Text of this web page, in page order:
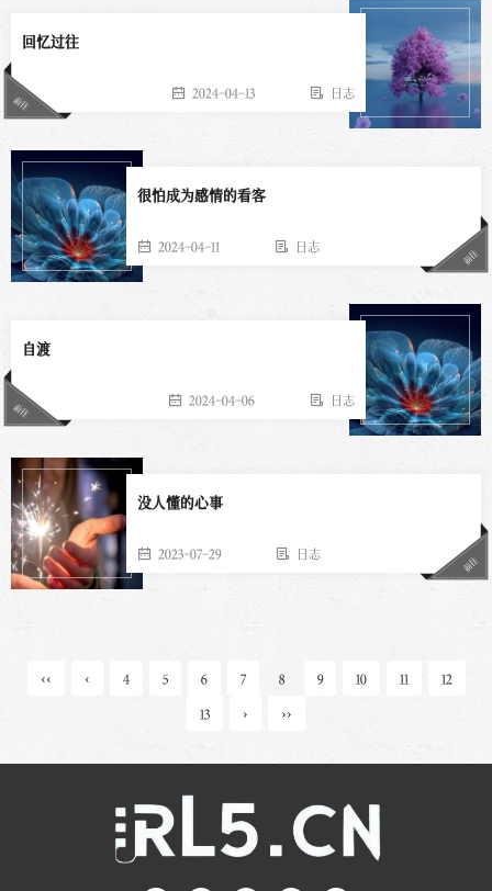
回忆过往
2024-04-13 日志
前往
很怕成为感情的看客
2024-04-11 日志
前往
自渡
2024-04-06 日志
前往
没人懂的心事
2023-07-29 日志
前往
‹‹ ‹ 4 5 6 7 8 9 10 11
12
13
› ››